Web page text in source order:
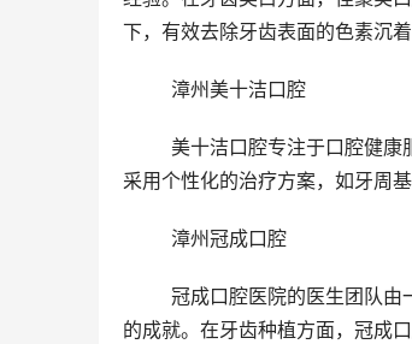
下，有效去除牙齿表面的色素沉
	漳州美十洁口腔
采用个性化的治疗方案，如牙周
	漳州冠成口腔
的成就。在牙齿种植方面，冠成